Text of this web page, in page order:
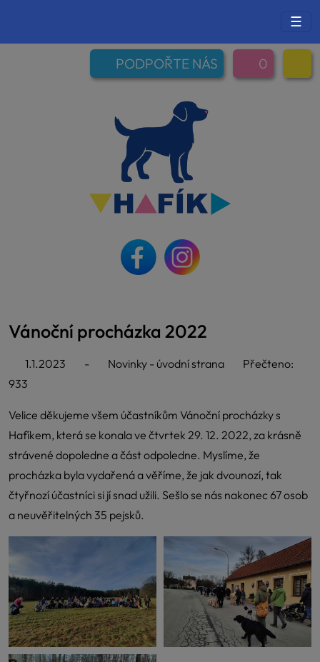
☰
PODPOŘTE NÁS 0
Vánoční procházka 2022
1.1.2023 - Novinky - úvodní strana
Přečteno:
933
Velice děkujeme všem účastníkům Vánoční procházky s
Hafíkem, která se konala ve čtvrtek 29. 12. 2022, za krásně
strávené dopoledne a část odpoledne. Myslíme, že
procházka byla vydařená a věříme, že jak dvounozí, tak
čtyřnozí účastníci si jí snad užili. Sešlo se nás nakonec 67 osob
a neuvěřitelných 35 pejsků.